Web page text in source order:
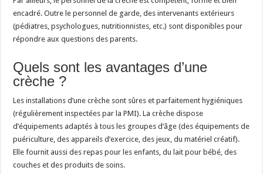
encadré. Outre le personnel de garde, des intervenants extérieurs
(pédiatres, psychologues, nutritionnistes, etc.) sont disponibles pour
répondre aux questions des parents.
Quels sont les avantages d’une
crèche ?
Les installations d’une crèche sont sûres et parfaitement hygiéniques
(régulièrement inspectées par la PMI). La crèche dispose
d’équipements adaptés à tous les groupes d’âge (des équipements de
puériculture, des appareils d’exercice, des jeux, du matériel créatif).
Elle fournit aussi des repas pour les enfants, du lait pour bébé, des
couches et des produits de soins.